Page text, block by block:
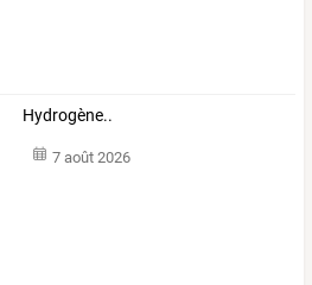
Hydrogène..
7 août 2026